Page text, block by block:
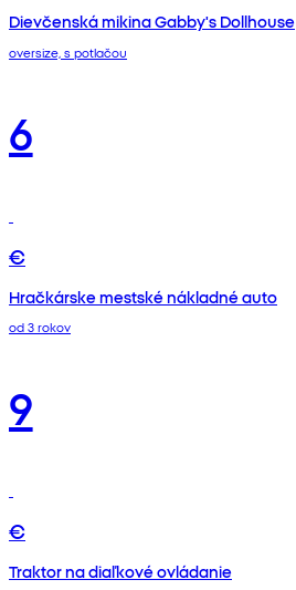
Dievčenská mikina Gabby's Dollhouse
oversize, s potlačou
6
€
Hračkárske mestské nákladné auto
od 3 rokov
9
€
Traktor na diaľkové ovládanie